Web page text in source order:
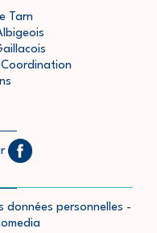
Tarn
données personnelles -